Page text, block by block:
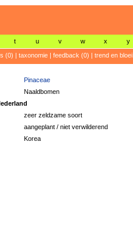
t u v w x y
(0) | taxonomie| feedback (0) | trend en bloei
Pinaceae
Naaldbomen
zeer zeldzame soort
aangeplant / niet verwilderend
Korea